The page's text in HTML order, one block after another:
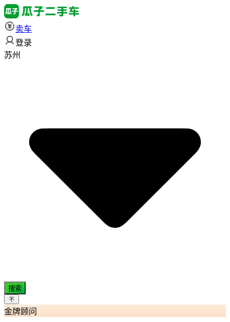
卖车
登录
苏州
搜索
金牌顾问